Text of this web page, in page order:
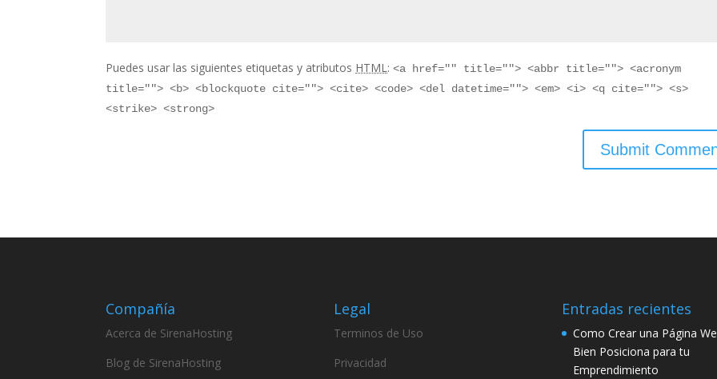
Puedes usar las siguientes etiquetas y atributos HTML: <a href="" title=""> <abbr title=""> <acronym
title=""> <b> <blockquote cite=""> <cite> <code> <del datetime=""> <em> <i> <q cite=""> <s>
<strike> <strong>
Compañía
Acerca de SirenaHosting
Blog de SirenaHosting
Legal
Terminos de Uso
Privacidad
Entradas recientes
Como Crear una Página
Bien Posiciona para tu
Emprendimiento